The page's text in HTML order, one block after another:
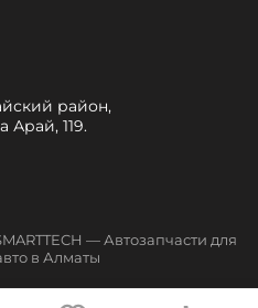
район,
Арай, 119.
— Автозапчасти для
в Алматы